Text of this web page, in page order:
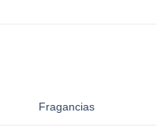
Fragancias